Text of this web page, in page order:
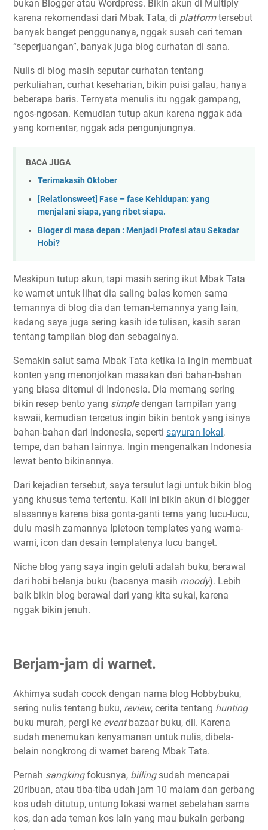
bukan Blogger atau Wordpress. Bikin akun di Multiply
karena rekomendasi dari Mbak Tata, di platformtersebut
banyak banget penggunanya, nggak susah cari teman
“seperjuangan”, banyak juga blog curhatan di sana.
Nulis di blog masih seputar curhatan tentang
perkuliahan, curhat keseharian, bikin puisi galau, hanya
beberapa baris. Ternyata menulis itu nggak gampang,
ngos-ngosan. Kemudian tutup akun karena nggak ada
yang komentar, nggak ada pengunjungnya.
BACA JUGA
Terimakasih Oktober
[Relationsweet] Fase – fase Kehidupan: yang
menjalani siapa, yang ribet siapa.
Bloger di masa depan : Menjadi Profesi atau Sekadar
Hobi?
Meskipun tutup akun, tapi masih sering ikut Mbak Tata
ke warnet untuk lihat dia saling balas komen sama
temannya di blog dia dan teman-temannya yang lain,
kadang saya juga sering kasih ide tulisan, kasih saran
tentang tampilan blog dan sebagainya.
Semakin salut sama Mbak Tata ketika ia ingin membuat
konten yang menonjolkan masakan dari bahan-bahan
yang biasa ditemui di Indonesia. Dia memang sering
bikin resep bento yang simpledengan tampilan yang
kawaii, kemudian tercetus ingin bikin bentok yang isinya
bahan-bahan dari Indonesia, seperti sayuran lokal,
tempe, dan bahan lainnya. Ingin mengenalkan Indonesia
lewat bento bikinannya.
Dari kejadian tersebut, saya tersulut lagi untuk bikin blog
yang khusus tema tertentu. Kali ini bikin akun di blogger
alasannya karena bisa gonta-ganti tema yang lucu-lucu,
dulu masih zamannya Ipietoon templates yang warna-
warni, icon dan desain templatenya lucu banget.
Niche blog yang saya ingin geluti adalah buku, berawal
dari hobi belanja buku (bacanya masih moody). Lebih
baik bikin blog berawal dari yang kita sukai, karena
nggak bikin jenuh.
Berjam-jam di warnet.
Akhirnya sudah cocok dengan nama blog Hobbybuku,
sering nulis tentang buku, review, cerita tentang hunting
buku murah, pergi ke eventbazaar buku, dll. Karena
sudah menemukan kenyamanan untuk nulis, dibela-
belain nongkrong di warnet bareng Mbak Tata.
Pernah sangkingfokusnya, billingsudah mencapai
20ribuan, atau tiba-tiba udah jam 10 malam dan gerbang
kos udah ditutup, untung lokasi warnet sebelahan sama
kos, dan ada teman kos lain yang mau bukain gerbang